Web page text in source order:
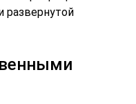
выявления
крови. Аппарат в
не справиться и
как бы